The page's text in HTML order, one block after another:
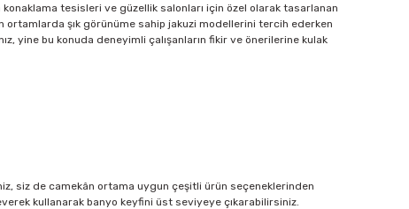
tesisleri ve güzellik salonları için özel olarak tasarlanan
ortamlarda şık görünüme sahip jakuzi modellerini tercih ederken
yine bu konuda deneyimli çalışanların fikir ve önerilerine kulak
siz de camekân ortama uygun çeşitli ürün seçeneklerinden
kullanarak banyo keyfini üst seviyeye çıkarabilirsiniz.